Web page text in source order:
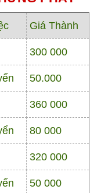
Giá Thành
300 000
50.000
360 000
80 000
320 000
50 000